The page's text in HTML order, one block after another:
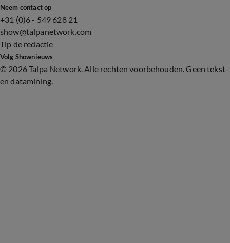
Neem contact op
+31 (0)6 - 549 628 21
show@talpanetwork.com
Tip de redactie
Volg Shownieuws
© 2026 Talpa Network. Alle rechten voorbehouden. Geen tekst-
en datamining.